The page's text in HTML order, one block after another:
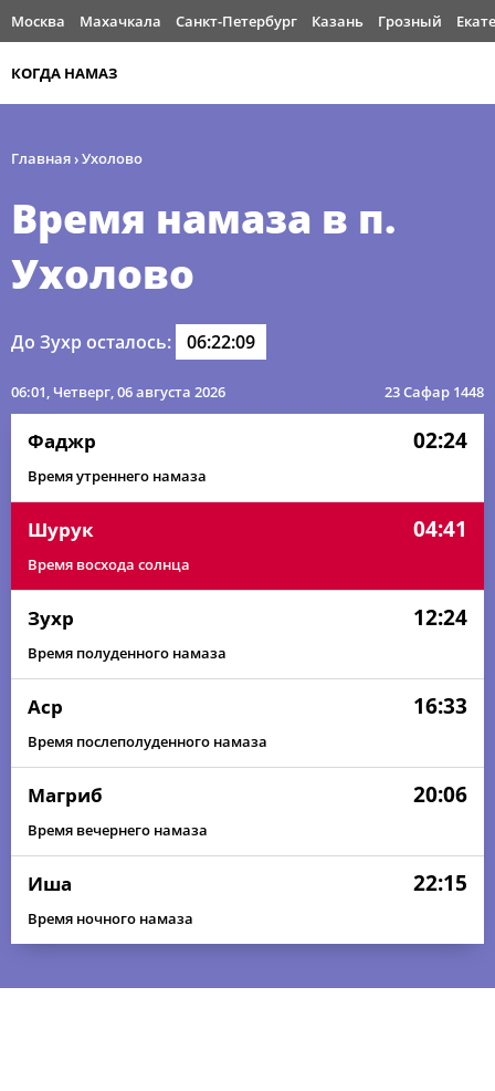
Москва Махачкала Санкт-Петербург Казань Грозный
КОГДА НАМАЗ
Главная›Ухолово
Время намаза в п.
Ухолово
До Зухр осталось: 06:22:09
06:01, Четверг, 06 августа 2026 23 Сафар 1448
Фаджр 02:24
Время утреннего намаза
Шурук 04:41
Время восхода солнца
Зухр 12:24
Время полуденного намаза
Аср 16:33
Время послеполуденного намаза
Магриб 20:06
Время вечернего намаза
Иша 22:15
Время ночного намаза